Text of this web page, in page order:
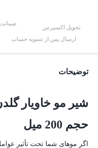
تحویل اکسپرس
ارسال پس از تسویه حساب
توضیحات
حجم 200 میل
اگر موهای شما تحت تأثیر